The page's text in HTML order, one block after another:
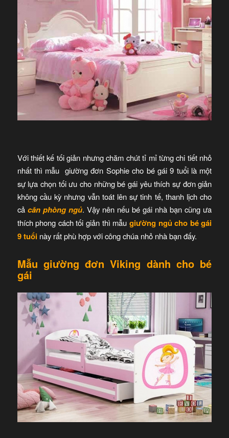
Với thiết kế tối giản nhưng chăm chút tỉ mỉ từng chi tiết nhỏ
nhất thì mẫu giường đơn Sophie cho bé gái 9 tuổi là một
sự lựa chọn tối ưu cho những bé gái yêu thích sự đơn giản
không cầu kỳ nhưng vẫn toát lên sự tinh tế, thanh lịch cho
cả căn phòng ngủ. Vậy nên nếu bé gái nhà bạn cũng ưa
thích phong cách tối giản thì mẫu giường ngủ cho bé gái
9 tuổi này rất phù hợp với công chúa nhỏ nhà bạn đấy.
Mẫu giường đơn Viking dành cho bé
gái